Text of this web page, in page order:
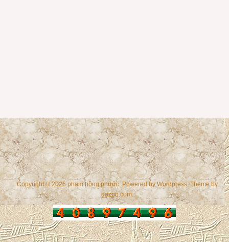
Copyright © 2026 phạm hồng phước. Powered byWordpress , Theme by
gazpo.com.